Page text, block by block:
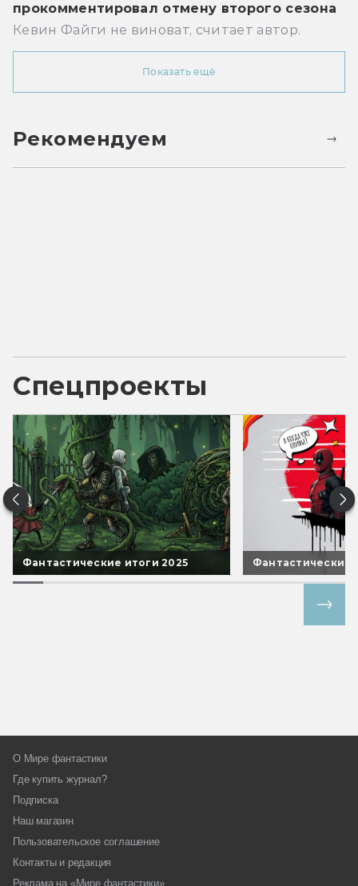
прокомментировал отмену второго сезона
Кевин Файги не виноват, считает автор.
Показать ещё
Рекомендуем
Спецпроекты
Фантастические итоги 2025 Фантастические
О Мире фантастики
Где купить журнал?
Подписка
Наш магазин
Пользовательское соглашение
Контакты и редакция
Реклама на «Мире фантастики»